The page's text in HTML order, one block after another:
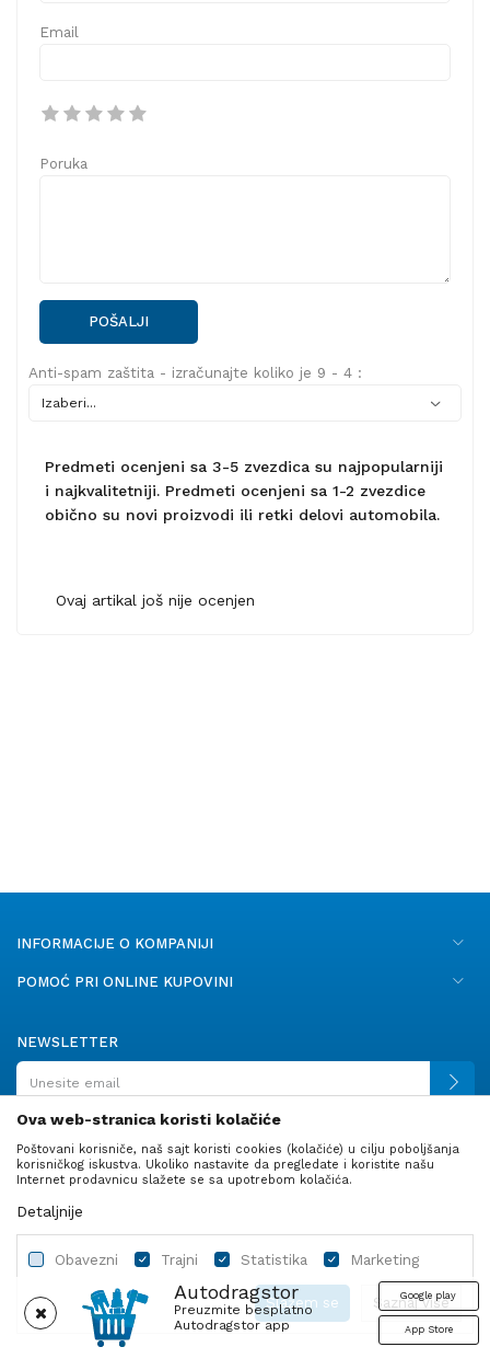
Autodragstor
Preuzmite besplatno
Autodragstor app
Google play
App Store
Email
Poruka
POŠALJI
Anti-spam zaštita - izračunajte koliko je 9 - 4 :
Predmeti ocenjeni sa 3-5 zvezdica su najpopularniji
i najkvalitetniji. Predmeti ocenjeni sa 1-2 zvezdice
obično su novi proizvodi ili retki delovi automobila.
Ovaj artikal još nije ocenjen
INFORMACIJE O KOMPANIJI
POMOĆ PRI ONLINE KUPOVINI
NEWSLETTER
PRATITE NAS
Autodelovi Ulje i tečnosti
Ova web-stranica koristi kolačiće
Poštovani korisniče, naš sajt koristi cookies (kolačiće) u cilju poboljšanja
korisničkog iskustva. Ukoliko nastavite da pregledate i koristite našu
Internet prodavnicu slažete se sa upotrebom kolačića.
Detaljnije
Obavezni Trajni Statistika Marketing
Saznaj više
Slažem se